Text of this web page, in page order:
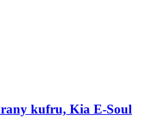
kufru, Kia E-Soul